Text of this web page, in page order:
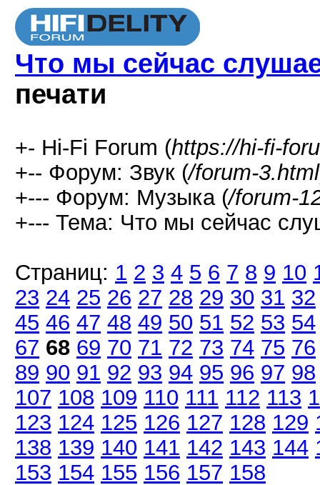
Что мы сейчас
печати
+- Hi-Fi Forum (https://hi-fi-
+-- Форум: Звук (/forum-3.html
+--- Форум: Музыка (/forum-
+--- Тема: Что мы сейчас
Страниц: 1 2 3 4 5 6 7 8 9 10
23 24 25 26 27 28 29 30 31 32
45 46 47 48 49 50 51 52 53 54
67 68 69 70 71 72 73 74 75 76
89 90 91 92 93 94 95 96 97 98
107 108 109 110 111 112 113
123 124 125 126 127 128 129
138 139 140 141 142 143 144
153 154 155 156 157 158